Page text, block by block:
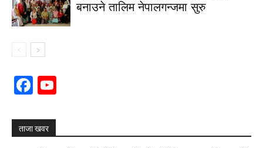
बनाउने तालिम नेपालगन्जमा सुरु
Facebook
ताजा खवर